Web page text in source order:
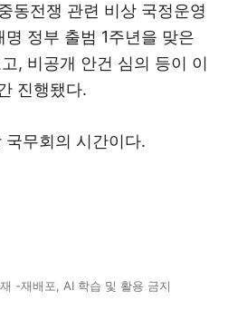
동전쟁 관련 비상 국정운영
정부 출범 1주년을 맞은
, 비공개 안건 심의 등이 이
진행됐다.
무회의 시간이다.
-재배포, AI 학습 및 활용 금지